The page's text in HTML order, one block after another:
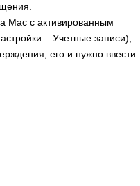
Mac с активированным
– Учетные записи),
его и нужно ввести